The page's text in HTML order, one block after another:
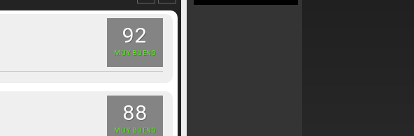
92
MUY BUENO
88
MUY BUENO